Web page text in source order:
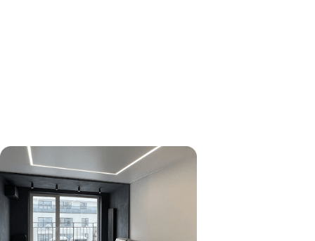
Стилистическая
концепция
четырехкомнатной
квартиры